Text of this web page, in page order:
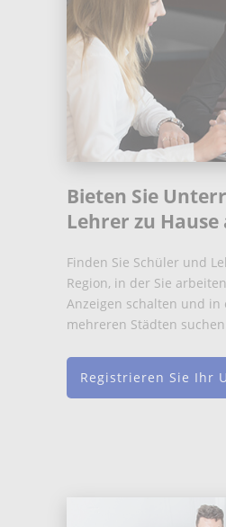
Bieten Sie
Lehrer zu Hause
Finden Sie Schüler und
Region, in der Sie
Anzeigen schalten und in
mehreren Städten
Registrieren Sie Ihr